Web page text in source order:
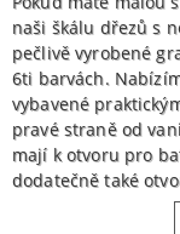
naši škálu dřezů s
pečlivě vyrobené
6ti barvách.
vybavené
pravé straně od
mají k otvoru pro
dodatečně také
některých